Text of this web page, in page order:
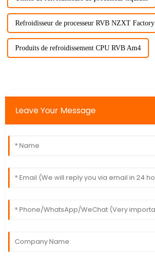
Refroidisseur de processeur RVB NZXT Factory
Produits de refroidissement CPU RVB Am4
Leave Your Message